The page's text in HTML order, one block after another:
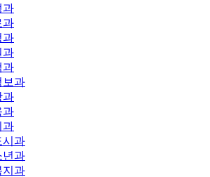
과
과
과
과
과
보과
과
과
과
시과
년과
지과